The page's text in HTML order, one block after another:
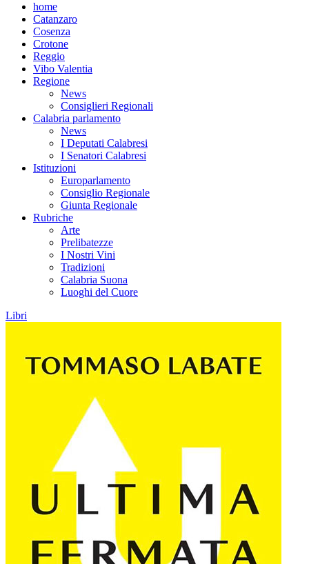
home
Catanzaro
Cosenza
Crotone
Reggio
Vibo Valentia
Regione
News
Consiglieri Regionali
Calabria parlamento
News
I Deputati Calabresi
I Senatori Calabresi
Istituzioni
Europarlamento
Consiglio Regionale
Giunta Regionale
Rubriche
Arte
Prelibatezze
I Nostri Vini
Tradizioni
Calabria Suona
Luoghi del Cuore
Libri